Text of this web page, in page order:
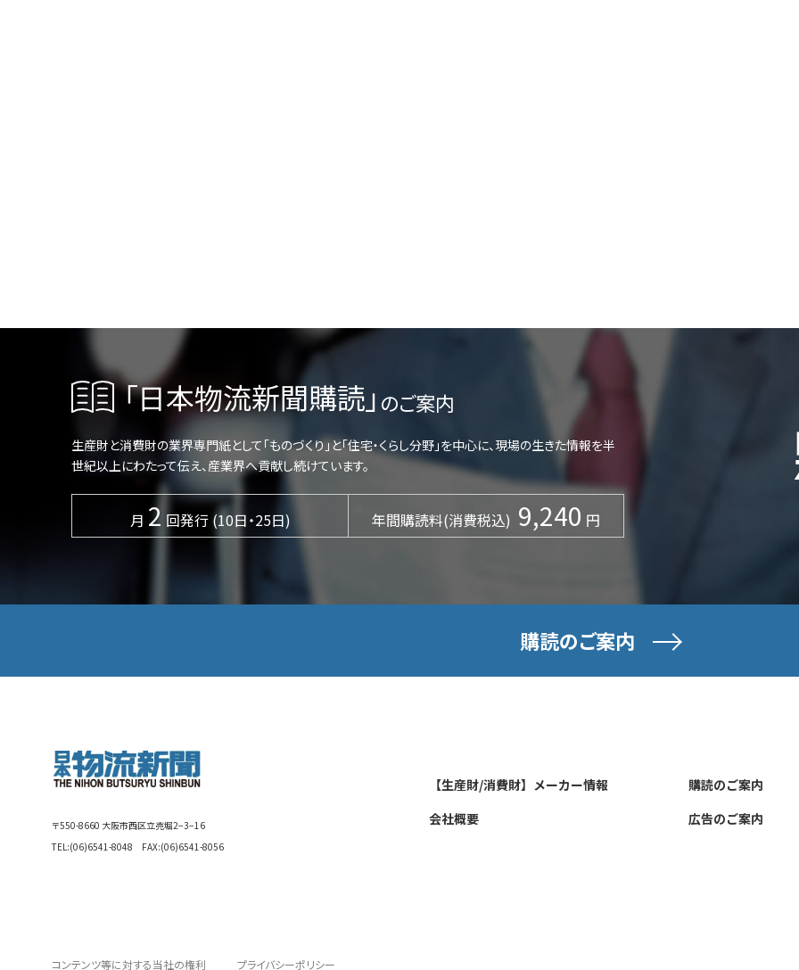
「日本物流新聞購読」 のご案内
生産財と消費財の業界専門紙として「ものづくり」と「住宅・くらし分野」を中心に、現場の生きた情報を半
世紀以上にわたって伝え、産業界へ貢献し続けています。
月 2 回発行 (10日・25日) 年間購読料(消費税込) 9,240 円
購読のご案内
〒550-8660 大阪市西区立売堀2−3−16
TEL:(06)6541-8048 FAX:(06)6541-8056
【生産財/消費財】メーカー情報
会社概要
購読のご案内
広告のご案内
コンテンツ等に対する当社の権利 プライバシーポリシー